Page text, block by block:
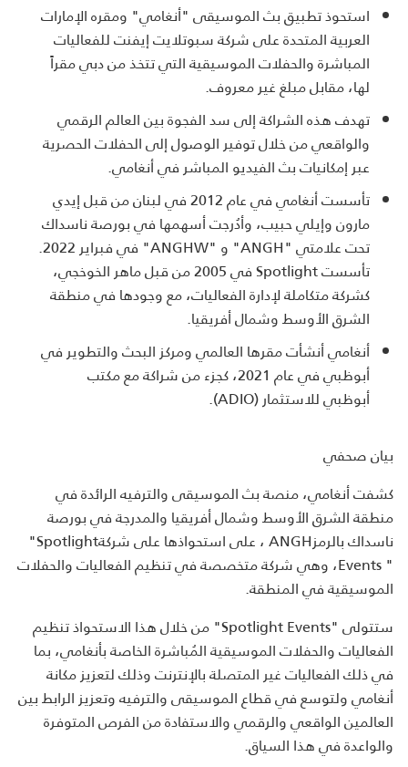
استحوذ تطبيق بث الموسيقى "أنغامي" ومقره الإمارات
العربية المتحدة على شركة سبوتلايت إيفنت للفعاليات
المباشرة والحفلات الموسيقية التي تتخذ من دبي مقراً
لها، مقابل مبلغ غير معروف.
تهدف هذه الشراكة إلى سد الفجوة بين العالم الرقمي
والواقعي من خلال توفير الوصول إلى الحفلات الحصرية
عبر إمكانيات بث الفيديو المباشر في أنغامي.
تأسست أنغامي في عام 2012 في لبنان من قبل إيدي
مارون وإيلي حبيب، وأدُرجت أسهمها في بورصة ناسداك
تحت علامتي "ANGH" و "ANGHW
" في فبراير 2022.
تأسستSpotlight
في 2005 من قبل ماهر الخوخجي،
كشركة متكاملة لإدارة الفعاليات، مع وجودها في منطقة
الشرق الأوسط وشمال أفريقيا.
أنغامي أنشأت مقرها العالمي ومركز البحث والتطوير في
أبوظبي في عام 2021، كجزء من شراكة مع مكتب
أبوظبي للاستثمار (ADIO
).
بيان صحفي
كشفت أنغامي، منصة بث الموسيقى والترفيه الرائدة في
منطقة الشرق الأوسط وشمال أفريقيا والمدرجة في بورصة
ناسداك بالرمزANGH، على استحواذها على شركة"Spotlight
Events "، وهي شركة متخصصة في تنظيم الفعاليات والحفلات
الموسيقية في المنطقة.
ستتولى"Spotlight Events"من خلال هذا الاستحواذ تنظيم
الفعاليات والحفلات الموسيقية المُباشرة الخاصة بأنغامي، بما
في ذلك الفعاليات غير المتصلة بالإنترنت وذلك لتعزيز مكانة
أنغامي ولتوسع في قطاع الموسيقى والترفيه وتعزيز الرابط بين
العالمين الواقعي والرقمي والاستفادة من الفرص المتوفرة
والواعدة في هذا السياق.